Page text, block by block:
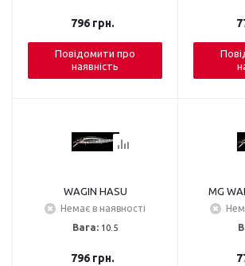
796грн.
Повідомити про
наявність
WAGIN HASU
Немає в наявності
Вага: 10.5
796грн.
MG